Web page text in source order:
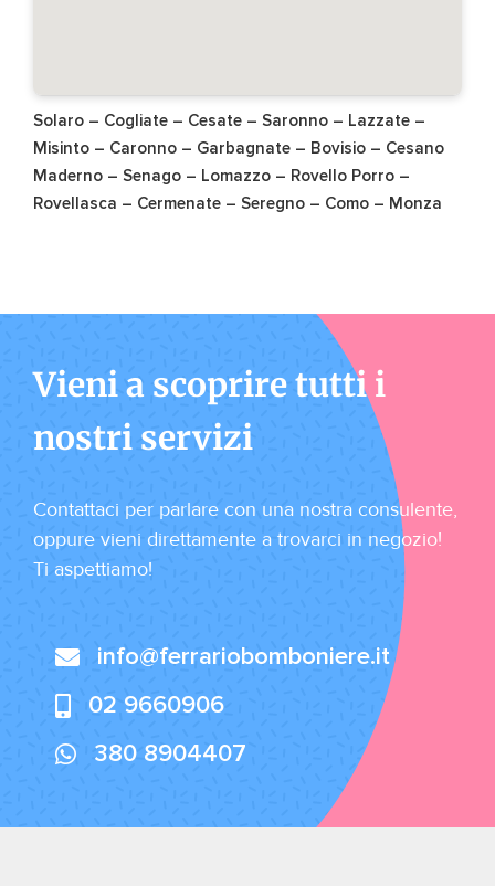
Solaro – Cogliate – Cesate – Saronno – Lazzate –
Misinto – Caronno – Garbagnate – Bovisio – Cesano
Maderno – Senago – Lomazzo – Rovello Porro –
Rovellasca – Cermenate – Seregno – Como – Monza
Vieni a scoprire tutti i
nostri servizi
Contattaci per parlare con una nostra consulente,
oppure vieni direttamente a trovarci in negozio!
Ti aspettiamo!
info@ferrariobomboniere.it
02 9660906
380 8904407